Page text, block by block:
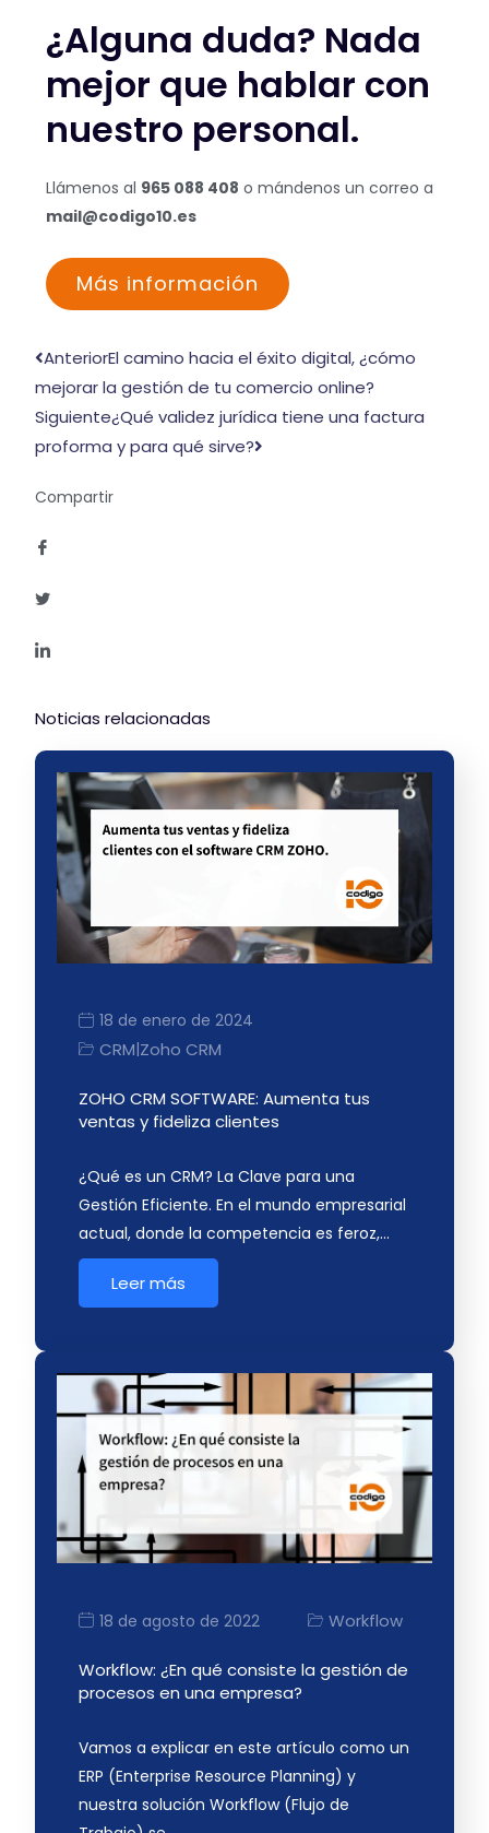
¿Alguna duda? Nada
mejor que hablar con
nuestro personal.
Llámenos al 965 088 408 o mándenos un correo a
mail@codigo10.es
Más información
Ant
AnteriorEl camino hacia el éxito digital, ¿cómo
mejorar la gestión de tu comercio online?
Siguiente¿Qué validez jurídica tiene una factura
proforma y para qué sirve?
Siguiente
Compartir
Noticias relacionadas
18 de enero de 2024
CRM|Zoho CRM
ZOHO CRM SOFTWARE: Aumenta tus
ventas y fideliza clientes
¿Qué es un CRM? La Clave para una
Gestión Eficiente. En el mundo empresarial
actual, donde la competencia es feroz,…
Leer más
18 de agosto de 2022 Workflow
Workflow: ¿En qué consiste la gestión de
procesos en una empresa?
Vamos a explicar en este artículo como un
ERP (Enterprise Resource Planning) y
nuestra solución Workflow (Flujo de